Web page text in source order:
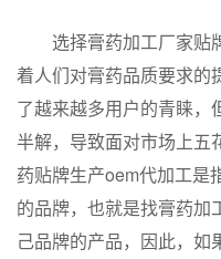
选择膏药加工厂家贴
着人们对膏药品质要求的
了越来越多用户的青睐，
半解，导致面对市场上五
药贴牌生产oem代加工是
的品牌，也就是找膏药加
己品牌的产品，因此，如